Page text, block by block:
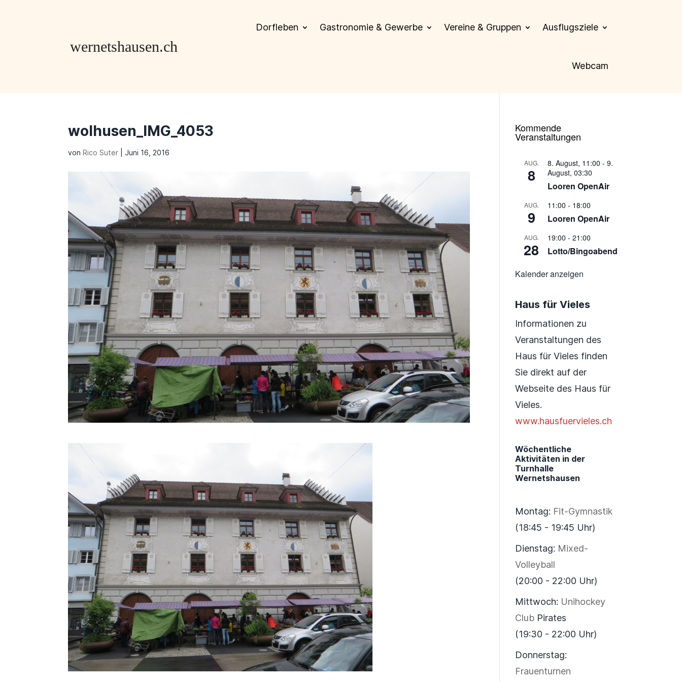
Dorfleben Gastronomie & Gewerbe Vereine & Gruppen Ausflugsziele
Webcam
wolhusen_IMG_4053
vonRico Suter Juni 16, 2016
Kommende
Veranstaltungen
AUG.
8
8. August, 11:00 -9.
August, 03:30
Looren OpenAir
AUG.
9
11:00 - 18:00
Looren OpenAir
AUG.
28
19:00 -21:00
Lotto/Bingoabend
Kalender anzeigen
Haus für Vieles
Informationen zu
Veranstaltungen des
Haus für Vieles finden
Sie direkt auf der
Webseite des Haus für
Vieles.
www.hausfuervieles.ch
Wöchentliche
Aktivitäten in der
Turnhalle
Wernetshausen
Montag: Fit-Gymnastik
(18:45 - 19:45 Uhr)
Dienstag: Mixed-
Volleyball
(20:00 - 22:00 Uhr)
Mittwoch: Unihockey
Club Pirates
(19:30 - 22:00 Uhr)
Donnerstag:
Frauenturnen